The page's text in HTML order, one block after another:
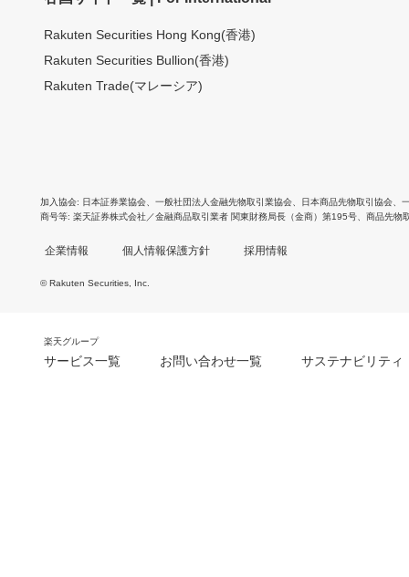
Rakuten Securities Hong Kong(香港)
Rakuten Securities Bullion(香港)
Rakuten Trade(マレーシア)
加入協会 日本証券業協会 一般社団法人金融先物取引業協会 日本商品先物取引協会
商号等 楽天証券株式会社／金融商品取引業者 関東財務局長（金商）第195号、商品先物
企業情報 個人情報保護方針 採用情報
© Rakuten Securities, Inc.
楽天グループ
サービス一覧 お問い合わせ一覧 サステナビリティ